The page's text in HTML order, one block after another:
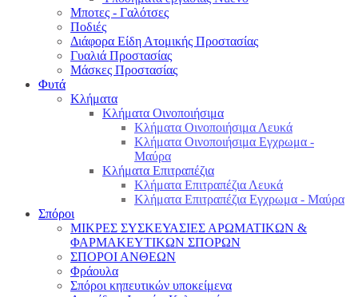
Μποτες - Γαλότσες
Ποδιές
Διάφορα Είδη Ατομικής Προστασίας
Γυαλιά Προστασίας
Μάσκες Προστασίας
Φυτά
Κλήματα
Κλήματα Οινοποιήσιμα
Κλήματα Οινοποιήσιμα Λευκά
Κλήματα Οινοποιήσιμα Εγχρωμα -
Μαύρα
Κλήματα Επιτραπέζια
Κλήματα Επιτραπέζια Λευκά
Κλήματα Επιτραπέζια Εγχρωμα - Μαύρα
Σπόροι
ΜΙΚΡΕΣ ΣΥΣΚΕΥΑΣΙΕΣ ΑΡΩΜΑΤΙΚΩΝ &
ΦΑΡΜΑΚΕΥΤΙΚΩΝ ΣΠΟΡΩΝ
ΣΠΟΡΟΙ ΑΝΘΕΩΝ
Φράουλα
Σπόροι κηπευτικών υποκείμενα